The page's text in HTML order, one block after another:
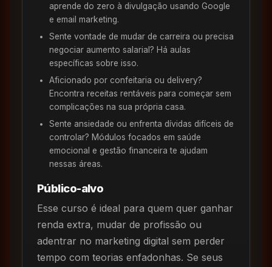
aprende do zero à divulgação usando Google
e email marketing.
Sente vontade de mudar de carreira ou precisa
negociar aumento salarial? Há aulas
específicas sobre isso.
Aficionado por confeitaria ou delivery?
Encontra receitas rentáveis para começar sem
complicações na sua própria casa.
Sente ansiedade ou enfrenta dívidas difíceis de
controlar? Módulos focados em saúde
emocional e gestão financeira te ajudam
nessas áreas.
Público-alvo
Esse curso é ideal para quem quer ganhar
renda extra, mudar de profissão ou
adentrar no marketing digital sem perder
tempo com teorias enfadonhas. Se seus